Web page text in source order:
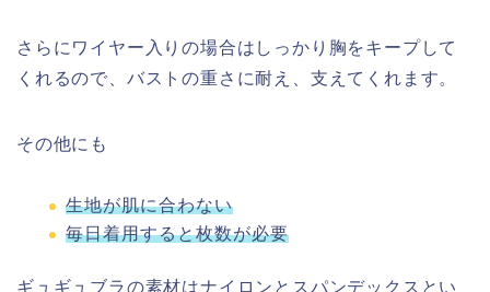
さらにワイヤー入りの場合はしっかり胸をキープして
くれるので、バストの重さに耐え、支えてくれます。
その他にも
生地が肌に合わない
毎日着用すると枚数が必要
ギュギュブラの素材はナイロンとスパンデックスとい